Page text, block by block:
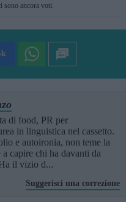
sono ancora voti.
di food, PR per
in linguistica nel cassetto.
e autoironia, non teme la
a capire chi ha davanti da
il vizio d...
Suggerisci una correzione